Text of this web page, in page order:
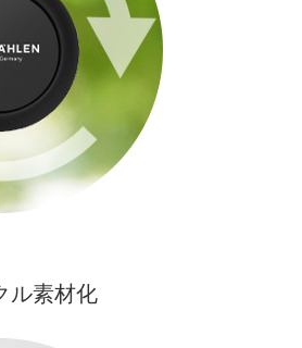
ル素材化